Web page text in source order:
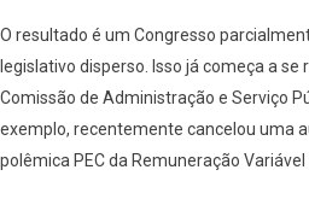
O resultado é um Congresso
legislativo disperso. Isso já começa a
Comissão de Administração e Serviço
exemplo, recentemente cancelou uma
polêmica PEC da Remuneração